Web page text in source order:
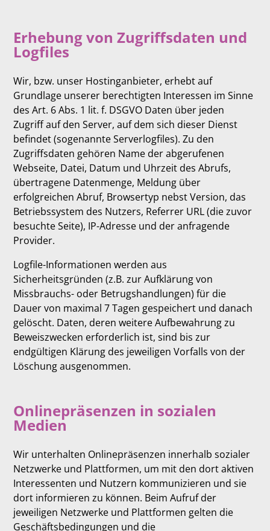
Erhebung von Zugriffsdaten und
Logfiles
Wir, bzw. unser Hostinganbieter, erhebt auf
Grundlage unserer berechtigten Interessen im Sinne
des Art. 6 Abs. 1 lit. f. DSGVO Daten über jeden
Zugriff auf den Server, auf dem sich dieser Dienst
befindet (sogenannte Serverlogfiles). Zu den
Zugriffsdaten gehören Name der abgerufenen
Webseite, Datei, Datum und Uhrzeit des Abrufs,
übertragene Datenmenge, Meldung über
erfolgreichen Abruf, Browsertyp nebst Version, das
Betriebssystem des Nutzers, Referrer URL (die zuvor
besuchte Seite), IP-Adresse und der anfragende
Provider.
Logfile-Informationen werden aus
Sicherheitsgründen (z.B. zur Aufklärung von
Missbrauchs- oder Betrugshandlungen) für die
Dauer von maximal 7 Tagen gespeichert und danach
gelöscht. Daten, deren weitere Aufbewahrung zu
Beweiszwecken erforderlich ist, sind bis zur
endgültigen Klärung des jeweiligen Vorfalls von der
Löschung ausgenommen.
Onlinepräsenzen in sozialen
Medien
Wir unterhalten Onlinepräsenzen innerhalb sozialer
Netzwerke und Plattformen, um mit den dort aktiven
Interessenten und Nutzern kommunizieren und sie
dort informieren zu können. Beim Aufruf der
jeweiligen Netzwerke und Plattformen gelten die
Geschäftsbedingungen und die